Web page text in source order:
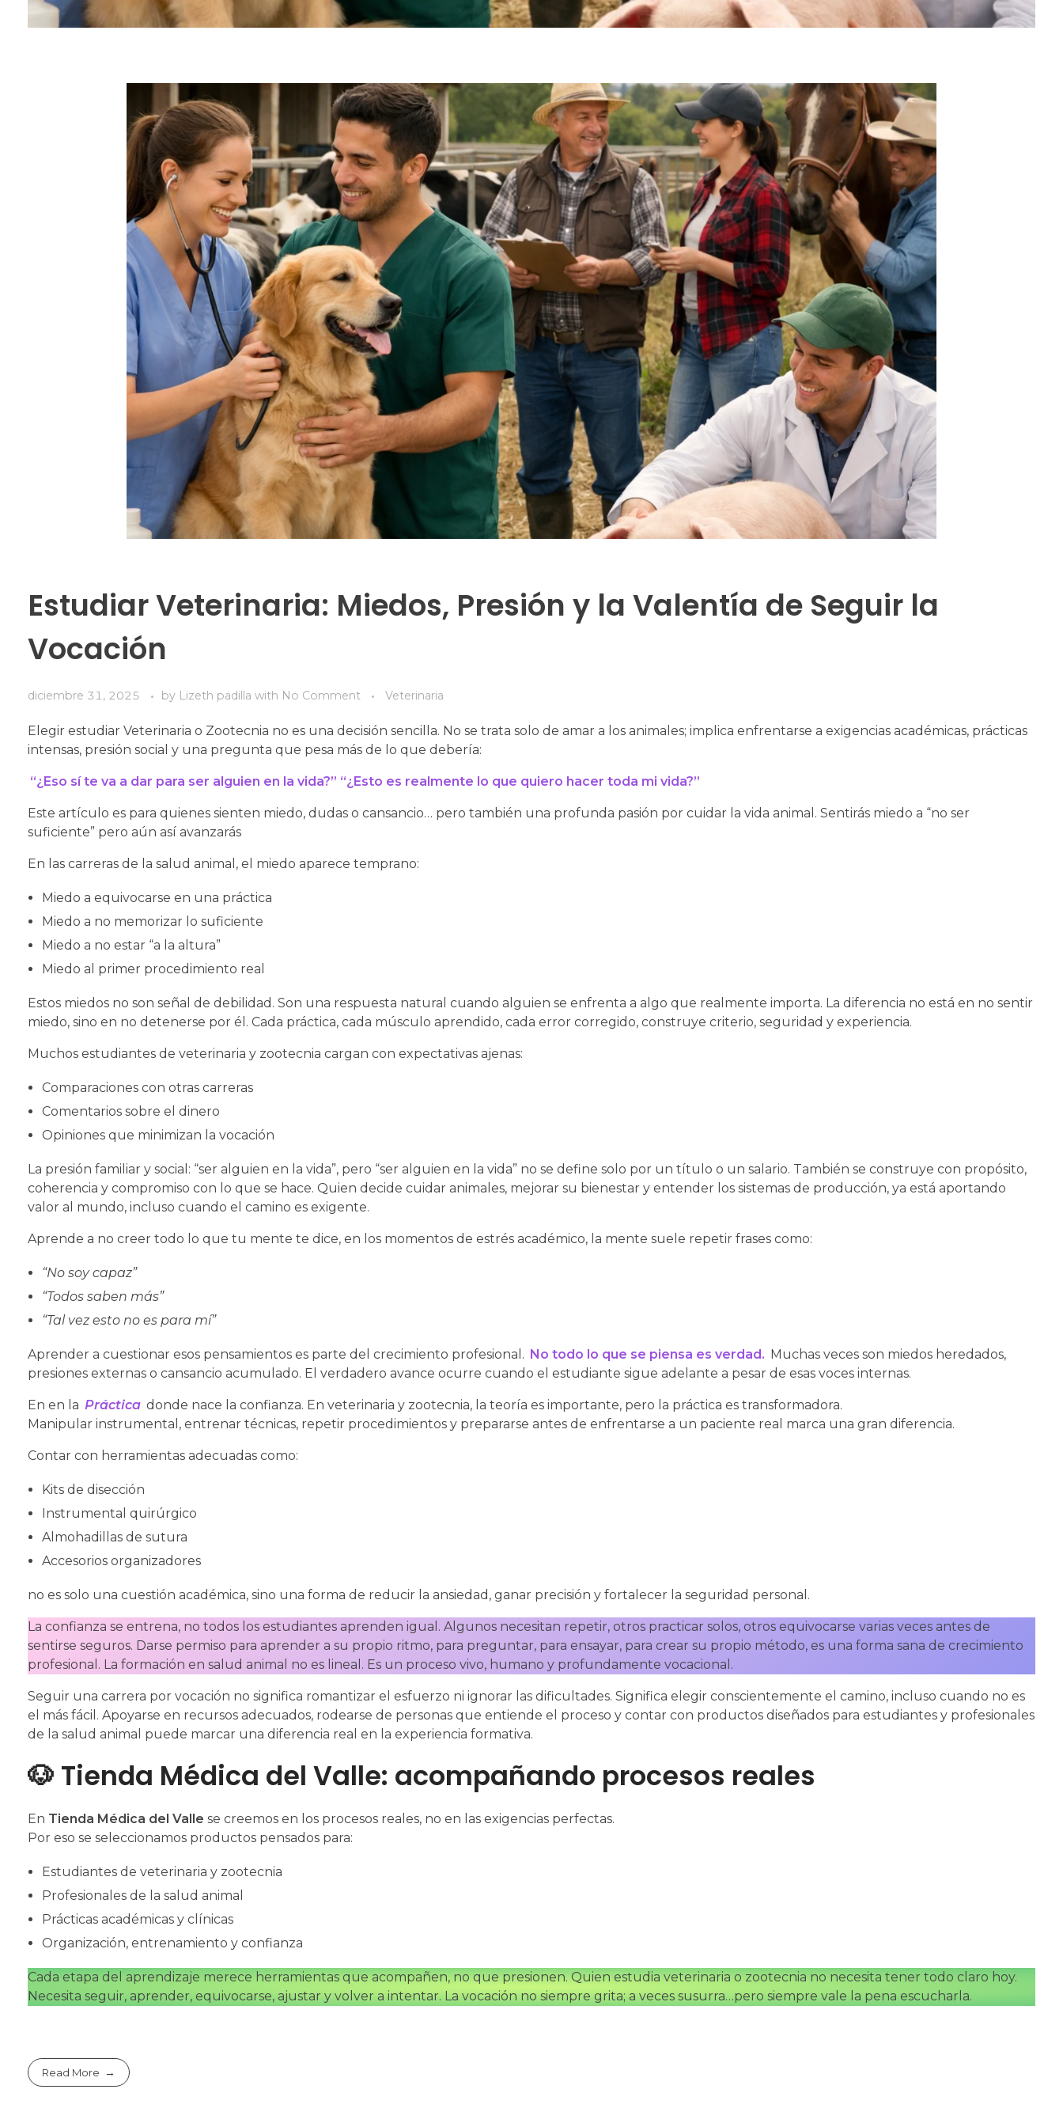
Estudiar Veterinaria: Miedos, Presión y la Valentía de Seguir la
Vocación
diciembre 31, 2025 by Lizeth padilla with No Comment Veterinaria
Elegir estudiar Veterinaria o Zootecnia no es una decisión sencilla. No se trata solo de amar a los animales; implica enfrentarse a exigencias académicas, prácticas
intensas, presión social y una pregunta que pesa más de lo que debería:
“¿Eso sí te va a dar para ser alguien en la vida?” “¿Esto es realmente lo que quiero hacer toda mi vida?”
Este artículo es para quienes sienten miedo, dudas o cansancio… pero también una profunda pasión por cuidar la vida animal. Sentirás miedo a “no ser
suficiente” pero aún así avanzarás
En las carreras de la salud animal, el miedo aparece temprano:
Miedo a equivocarse en una práctica
Miedo a no memorizar lo suficiente
Miedo a no estar “a la altura”
Miedo al primer procedimiento real
Estos miedos no son señal de debilidad. Son una respuesta natural cuando alguien se enfrenta a algo que realmente importa. La diferencia no está en no sentir
miedo, sino en no detenerse por él. Cada práctica, cada músculo aprendido, cada error corregido, construye criterio, seguridad y experiencia.
Muchos estudiantes de veterinaria y zootecnia cargan con expectativas ajenas:
Comparaciones con otras carreras
Comentarios sobre el dinero
Opiniones que minimizan la vocación
La presión familiar y social: “ser alguien en la vida”, pero “ser alguien en la vida” no se define solo por un título o un salario. También se construye con propósito,
coherencia y compromiso con lo que se hace. Quien decide cuidar animales, mejorar su bienestar y entender los sistemas de producción, ya está aportando
valor al mundo, incluso cuando el camino es exigente.
Aprende a no creer todo lo que tu mente te dice, en los momentos de estrés académico, la mente suele repetir frases como:
“No soy capaz”
“Todos saben más”
“Tal vez esto no es para mí”
Aprender a cuestionar esos pensamientos es parte del crecimiento profesional. No todo lo que se piensa es verdad. Muchas veces son miedos heredados,
presiones externas o cansancio acumulado. El verdadero avance ocurre cuando el estudiante sigue adelante a pesar de esas voces internas.
En en la Práctica donde nace la confianza. En veterinaria y zootecnia, la teoría es importante, pero la práctica es transformadora.
Manipular instrumental, entrenar técnicas, repetir procedimientos y prepararse antes de enfrentarse a un paciente real marca una gran diferencia.
Contar con herramientas adecuadas como:
Kits de disección
Instrumental quirúrgico
Almohadillas de sutura
Accesorios organizadores
no es solo una cuestión académica, sino una forma de reducir la ansiedad, ganar precisión y fortalecer la seguridad personal.
La confianza se entrena, no todos los estudiantes aprenden igual. Algunos necesitan repetir, otros practicar solos, otros equivocarse varias veces antes de
sentirse seguros. Darse permiso para aprender a su propio ritmo, para preguntar, para ensayar, para crear su propio método, es una forma sana de crecimiento
profesional. La formación en salud animal no es lineal. Es un proceso vivo, humano y profundamente vocacional.
Seguir una carrera por vocación no significa romantizar el esfuerzo ni ignorar las dificultades. Significa elegir conscientemente el camino, incluso cuando no es
el más fácil. Apoyarse en recursos adecuados, rodearse de personas que entiende el proceso y contar con productos diseñados para estudiantes y profesionales
de la salud animal puede marcar una diferencia real en la experiencia formativa.
🐶 Tienda Médica del Valle: acompañando procesos reales
En Tienda Médica del Valle se creemos en los procesos reales, no en las exigencias perfectas.
Por eso se seleccionamos productos pensados para:
Estudiantes de veterinaria y zootecnia
Profesionales de la salud animal
Prácticas académicas y clínicas
Organización, entrenamiento y confianza
Cada etapa del aprendizaje merece herramientas que acompañen, no que presionen. Quien estudia veterinaria o zootecnia no necesita tener todo claro hoy.
Necesita seguir, aprender, equivocarse, ajustar y volver a intentar. La vocación no siempre grita; a veces susurra…pero siempre vale la pena escucharla.
Read More